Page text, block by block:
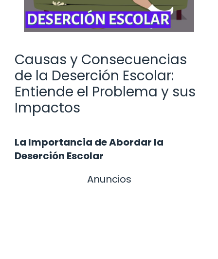
Causas y Consecuencias
de la Deserción Escolar:
Entiende el Problema y sus
Impactos
La Importancia de Abordar la
Deserción Escolar
Anuncios